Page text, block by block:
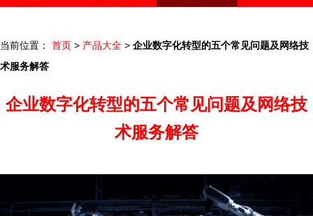
当前位置： 首页 > 产品大全 > 企业数字化转型的五个常见问题及网络技
术服务解答
企业数字化转型的五个常见问题及网络技
术服务解答